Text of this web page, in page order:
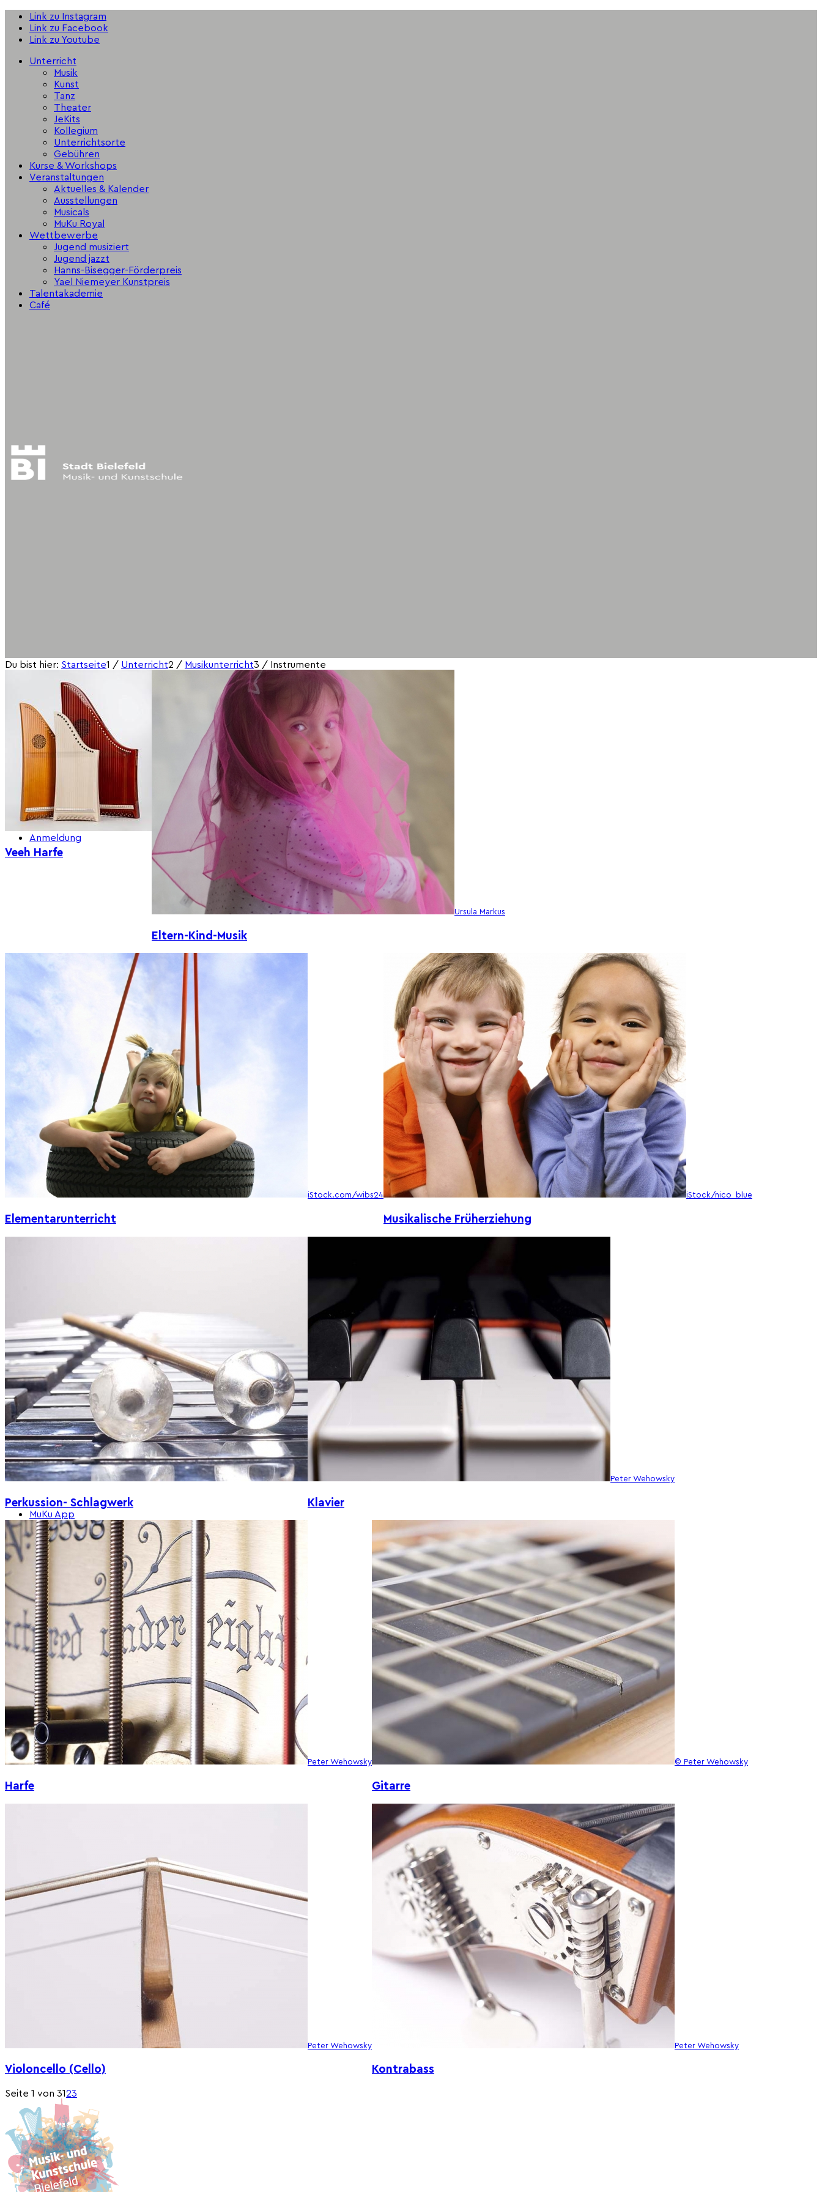
Link zu Instagram
Link zu Facebook
Link zu Youtube
Unterricht
Musik
Kunst
Tanz
Theater
JeKits
Kollegium
Unterrichtsorte
Gebühren
Kurse & Workshops
Veranstaltungen
Aktuelles & Kalender
Ausstellungen
Musicals
MuKu Royal
Wettbewerbe
Jugend musiziert
Jugend jazzt
Hanns-Bisegger-Förderpreis
Yael Niemeyer Kunstpreis
Talentakademie
Café
Anmeldung
Abmeldung
MuKu App
Du bist hier: Startseite1 / Unterricht2 / Musikunterricht3 / Instrumente
Veeh Harfe
Ursula Markus
Eltern-Kind-Musik
iStock.com/wibs24
Elementarunterricht
iStock/nico_blue
Musikalische Früherziehung
Perkussion- Schlagwerk
Peter Wehowsky
Klavier
Peter Wehowsky
Harfe
© Peter Wehowsky
Gitarre
Peter Wehowsky
Violoncello (Cello)
Peter Wehowsky
Kontrabass
Seite 1 von 3123